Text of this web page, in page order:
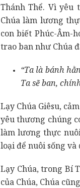
Thánh Thể. Vì yêu
Chúa làm lương
con biết Phúc-Âm-
trao ban như Chúa
“Ta là bánh
Ta sẽ ban,
Lạy Chúa Giêsu,
yêu thương chúng
làm lương thực
loại để nuôi sống
Lạy Chúa, trong Bí
của Chúa, Chúa